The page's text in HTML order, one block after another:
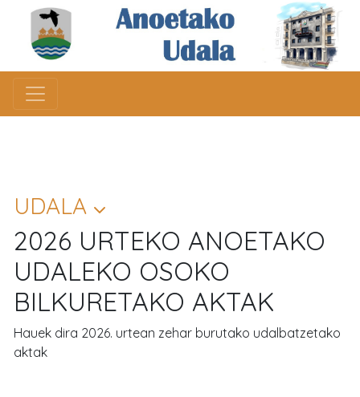
UDALA
2026 URTEKO ANOETAKO
UDALEKO OSOKO
BILKURETAKO AKTAK
Hauek dira 2026. urtean zehar burutako udalbatzetako
aktak